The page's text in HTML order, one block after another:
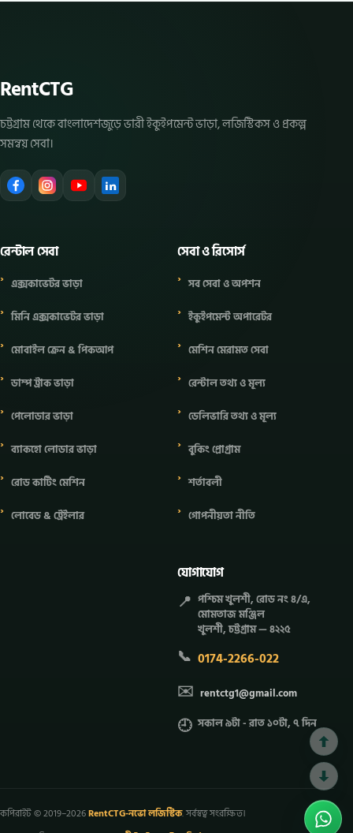
RentCTG
চট্টগ্রাম থেকে বাংলাদেশজুড়ে ভারী ইকুইপমেন্ট ভাড়া, লজিস্টিকস ও প্রকল্প
সমন্বয় সেবা।
রেন্টাল সেবা
এক্সকাভেটর ভাড়া
মিনি এক্সকাভেটর ভাড়া
মোবাইল ক্রেন & পিকআপ
ডাম্প ট্রাক ভাড়া
পেলোডার ভাড়া
ব্যাকহো লোডার ভাড়া
রোড কাটিং মেশিন
লোবেড & ট্রেইলার
সেবা ও রিসোর্স
সব সেবা ও অপশন
ইকুইপমেন্ট অপারেটর
মেশিন মেরামত সেবা
রেন্টাল তথ্য ও মূল্য
ডেলিভারি তথ্য ও মূল্য
বুকিং প্রোগ্রাম
শর্তাবলী
গোপনীয়তা নীতি
যোগাযোগ
📍 পশ্চিম খুলশী, রোড নং ৪/এ,
মোমতাজ মঞ্জিল
খুলশী, চট্টগ্রাম — ৪২২৫
📞 0174-2266-022
✉️ rentctg1@gmail.com
🕘 সকাল ৯টা - রাত ১০টা, ৭ দিন
কপিরাইট © 2019–2026RentCTG-নভো লজিস্টিক. সর্বস্বত্ব সংরক্ষিত।